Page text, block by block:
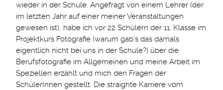
wieder in der Schule. Angefragt von einem Lehrer (der
im letzten Jahr auf einer meiner Veranstaltungen
gewesen ist), habe ich vor 22 Schülern der 11. Klasse im
Projektkurs Fotografie (warum gab’s das damals
eigentlich nicht bei uns in der Schule?) über die
Berufsfotografie im Allgemeinen und meine Arbeit im
Speziellen erzählt und mich den Fragen der
SchülerInnen gestellt. Die straighte Karriere vom